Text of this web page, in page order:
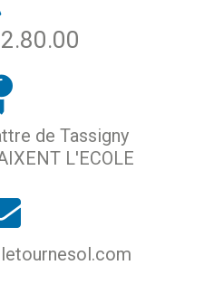
de Tassigny
L'ECOLE